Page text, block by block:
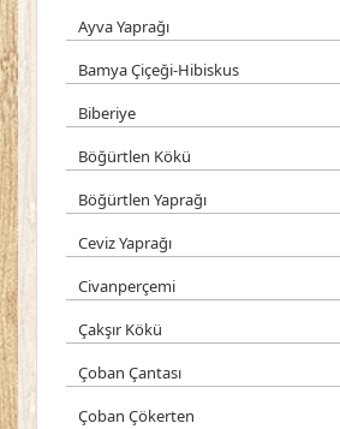
Ayva Yaprağı
Bamya Çiçeği-Hibiskus
Biberiye
Böğürtlen Kökü
Böğürtlen Yaprağı
Ceviz Yaprağı
Civanperçemi
Çakşır Kökü
Çoban Çantası
Çoban Çökerten